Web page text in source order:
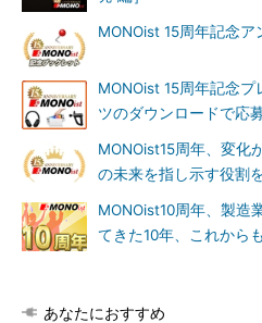
MONOist 15周年記念ア
MONOist 15周年記念
ツのダウンロードで応
MONOist15周年、変化
の未来を指し示す役割
MONOist10周年、製造
てきた10年、これからも
あなたにおすすめ